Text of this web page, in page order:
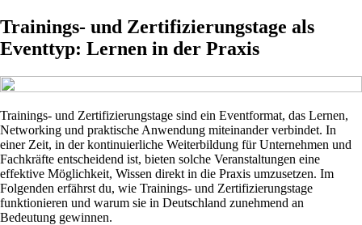
Trainings- und Zertifizierungstage als
Eventtyp: Lernen in der Praxis
Trainings- und Zertifizierungstage sind ein Eventformat, das Lernen,
Networking und praktische Anwendung miteinander verbindet. In
einer Zeit, in der kontinuierliche Weiterbildung für Unternehmen und
Fachkräfte entscheidend ist, bieten solche Veranstaltungen eine
effektive Möglichkeit, Wissen direkt in die Praxis umzusetzen. Im
Folgenden erfährst du, wie Trainings- und Zertifizierungstage
funktionieren und warum sie in Deutschland zunehmend an
Bedeutung gewinnen.